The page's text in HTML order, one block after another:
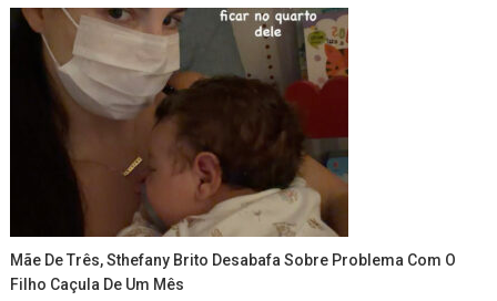
Mãe De Três, Sthefany Brito Desabafa Sobre Problema Com O
Filho Caçula De Um Mês